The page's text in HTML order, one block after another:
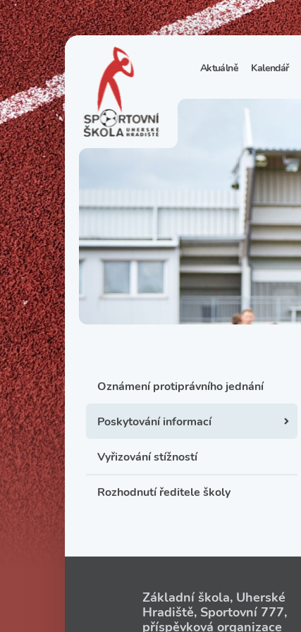
Aktuálně Kalendář
Oznámení protiprávního jednání
Poskytování informací
Vyřizování stížností
Rozhodnutí ředitele školy
Základní škola, Uherské
Hradiště, Sportovní 777,
příspěvková organizace